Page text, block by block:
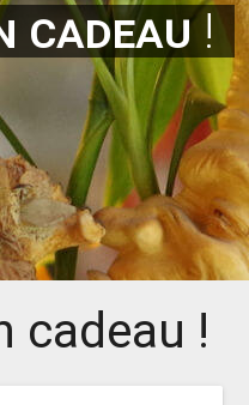
cadeau!
cadeau !